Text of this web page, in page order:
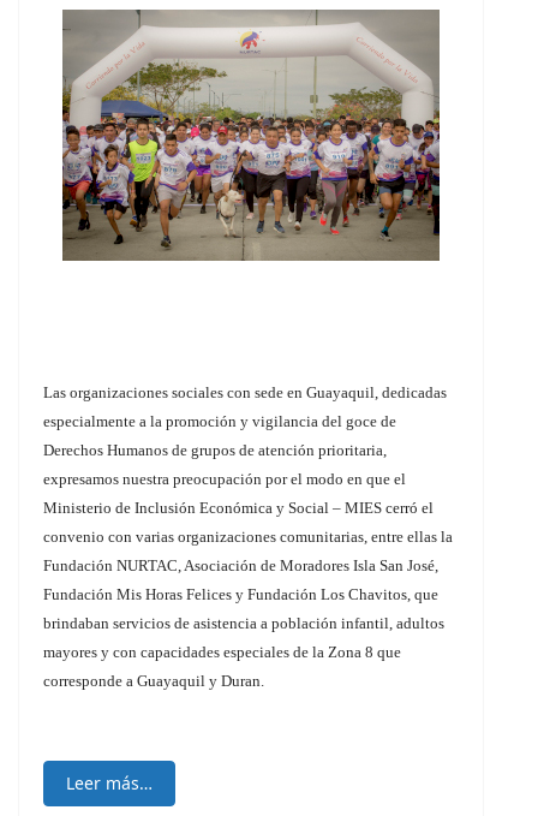
Las organizaciones sociales con sede en Guayaquil, dedicadas
especialmente a la promoción y vigilancia del goce de
Derechos Humanos de grupos de atención prioritaria,
expresamos nuestra preocupación por el modo en que el
Ministerio de Inclusión Económica y Social – MIES cerró el
convenio con varias organizaciones comunitarias, entre ellas la
Fundación NURTAC, Asociación de Moradores Isla San José,
Fundación Mis Horas Felices y Fundación Los Chavitos, que
brindaban servicios de asistencia a población infantil, adultos
mayores y con capacidades especiales de la Zona 8 que
corresponde a Guayaquil y Duran.
Leer más…